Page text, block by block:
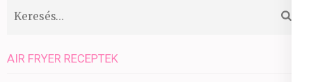
Keresés:
AIR FRYER RECEPTEK